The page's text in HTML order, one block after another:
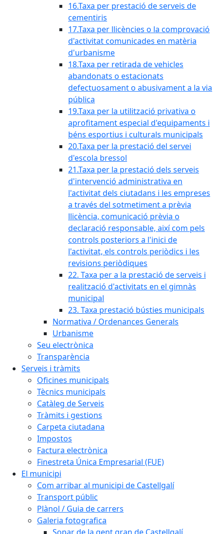
16.Taxa per prestació de serveis de
cementiris
17.Taxa per llicències o la comprovació
d'activitat comunicades en matèria
d'urbanisme
18.Taxa per retirada de vehicles
abandonats o estacionats
defectuosament o abusivament a la via
pública
19.Taxa per la utilització privativa o
aprofitament especial d'equipaments i
béns esportius i culturals municipals
20.Taxa per la prestació del servei
d'escola bressol
21.Taxa per la prestació dels serveis
d'intervenció administrativa en
l'activitat dels ciutadans i les empreses
a través del sotmetiment a prèvia
llicència, comunicació prèvia o
declaració responsable, així com pels
controls posteriors a l'inici de
l'activitat, els controls periòdics i les
revisions periòdiques
22. Taxa per a la prestació de serveis i
realització d'activitats en el gimnàs
municipal
23. Taxa prestació bústies municipals
Normativa / Ordenances Generals
Urbanisme
Seu electrònica
Transparència
Serveis i tràmits
Oficines municipals
Tècnics municipals
Catàleg de Serveis
Tràmits i gestions
Carpeta ciutadana
Impostos
Factura electrònica
Finestreta Única Empresarial (FUE)
El municipi
Com arribar al municipi de Castellgalí
Transport públic
Plànol / Guia de carrers
Galeria fotografica